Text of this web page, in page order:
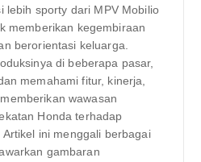
lebih sporty dari MPV Mobilio
memberikan kegembiraan
berorientasi keluarga.
di beberapa pasar,
memahami fitur, kinerja,
wawasan
Honda terhadap
ini menggali berbagai
gambaran